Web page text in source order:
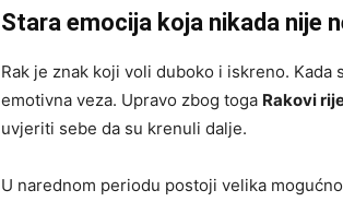
Stara emocija koja nikada nije
Rak je znak koji voli duboko i iskreno.
emotivna veza. Upravo zbog toga Rakovi
uvjeriti sebe da su krenuli dalje.
U narednom periodu postoji velika